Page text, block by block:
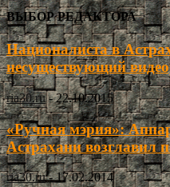
ВЫБОР РЕДАКТОРА
Националиста в
несуществующий
ria30.ru - 22.10.2015
«Ручная мэрия»:
Астрахани
ria30.ru - 17.02.2014